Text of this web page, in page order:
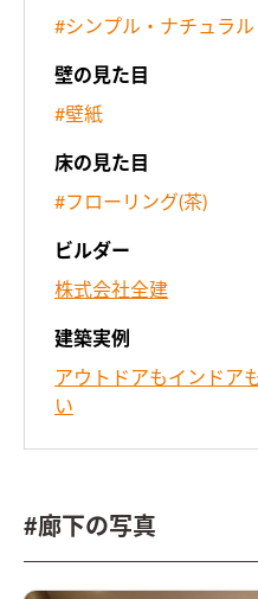
#シンプル・ナチュラル
壁の見た目
#壁紙
床の見た目
#フローリング(茶)
ビルダー
株式会社全建
建築実例
アウトドアもインドア
い
#廊下の写真